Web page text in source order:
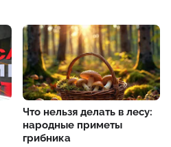
Что нельзя делать в лесу:
народные приметы
грибника